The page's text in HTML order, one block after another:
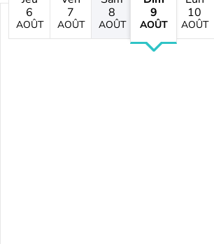
6
AOÛT
7
AOÛT
8
AOÛT
9
AOÛT
10
AOÛT